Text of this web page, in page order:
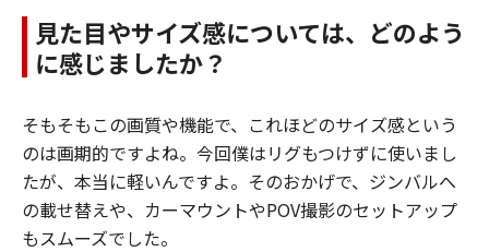
見た目やサイズ感については、どのよう
に感じましたか？
そもそもこの画質や機能で、これほどのサイズ感という
のは画期的ですよね。今回僕はリグもつけずに使いまし
たが、本当に軽いんですよ。そのおかげで、ジンバルへ
の載せ替えや、カーマウントやPOV撮影のセットアップ
もスムーズでした。